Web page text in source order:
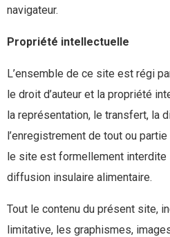
navigateur.
Propriété intellectuelle
L’ensemble de ce site est régi
le droit d’auteur et la propriété
la représentation, le transfert, la
l’enregistrement de tout ou
le site est formellement interdite
diffusion insulaire alimentaire.
Tout le contenu du présent site,
limitative, les graphismes,